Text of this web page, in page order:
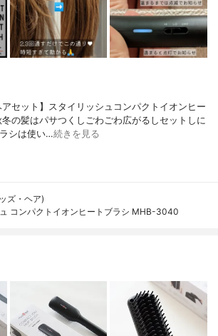
アセット】スタイリッシュコンパクトイオンヒー
の髪はパサつくしごわごわ広がるしセットしに
シは使い…続きを見る
ズ・ヘア)
コンパクトイオンヒートブラシ MHB-3040